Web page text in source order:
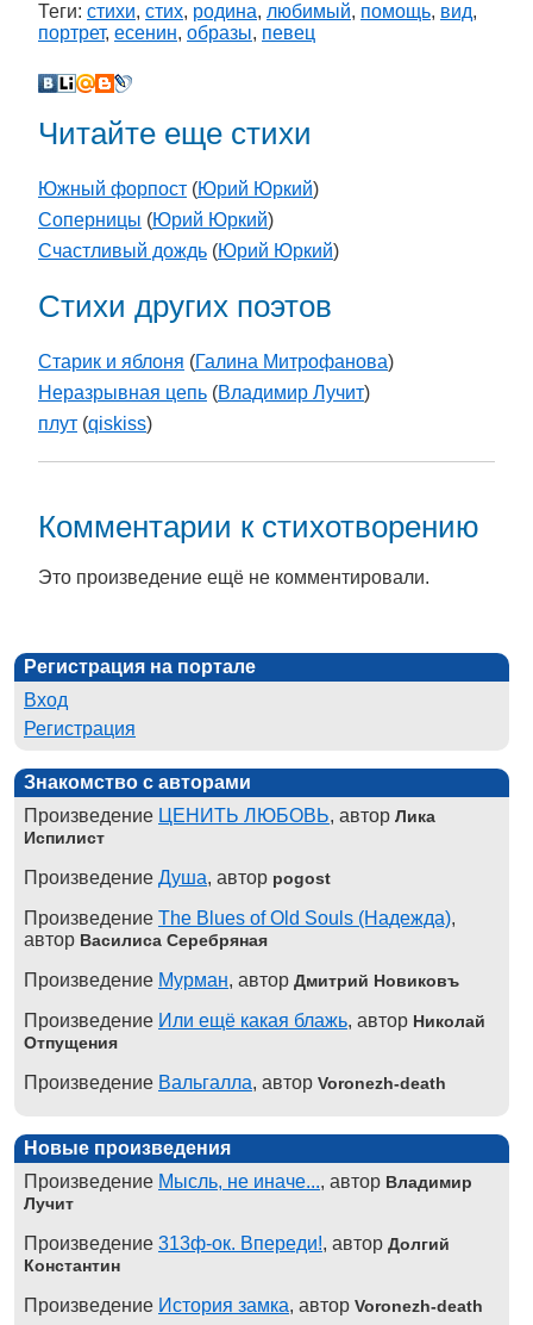
Теги: стихи, стих, родина, любимый, помощь, вид,
портрет, есенин, образы, певец
Читайте еще стихи
Южный форпост (Юрий Юркий)
Соперницы (Юрий Юркий)
Счастливый дождь (Юрий Юркий)
Стихи других поэтов
Старик и яблоня (Галина Митрофанова)
Неразрывная цепь (Владимир Лучит)
плут (qiskiss)
Комментарии к стихотворению
Это произведение ещё не комментировали.
Регистрация на портале
Вход
Регистрация
Знакомство с авторами
Произведение ЦЕНИТЬ ЛЮБОВЬ, автор Лика
Испилист
Произведение Душа, автор pogost
Произведение The Blues of Old Souls (Надежда),
автор Василиса Серебряная
Произведение Мурман, автор Дмитрий Новиковъ
Произведение Или ещё какая блажь, автор Николай
Отпущения
Произведение Вальгалла, автор Voronezh-death
Новые произведения
Произведение Мысль, не иначе..., автор Владимир
Лучит
Произведение 313ф-ок. Впереди!, автор Долгий
Константин
Произведение История замка, автор Voronezh-death